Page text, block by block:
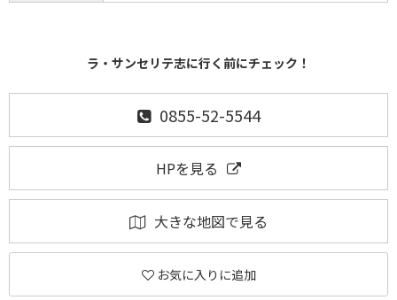
ラ・サンセリテ志に行く前にチェック！
0855-52-5544
HPを見る
大きな地図で見る
お気に入りに追加